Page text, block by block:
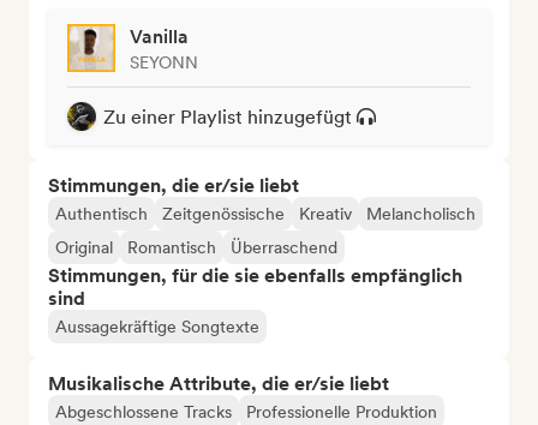
Vanilla
SEYONN
Zu einer Playlist hinzugefügt
Stimmungen, die er/sie liebt
Authentisch Zeitgenössische Kreativ
Melancholisch
Original
Romantisch Überraschend
Stimmungen, für die sie ebenfalls empfänglich
sind
Aussagekräftige Songtexte
Musikalische Attribute, die er/sie liebt
Abgeschlossene Tracks
Professionelle Produktion